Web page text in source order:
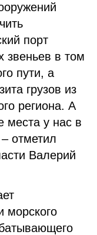
порт
звеньев в том
пути, а
грузов из
региона. А
места у нас в
отметил
Валерий
морского